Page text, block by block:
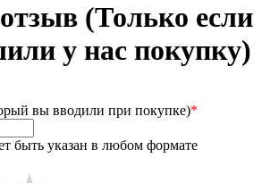
(Только если
у нас покупку)
вы вводили при покупке)*
быть указан в любом формате